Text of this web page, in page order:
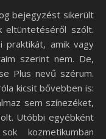
bejegyzést sikerült
eltüntetéséről szólt.
praktikát, amik vagy
szerint nem. De,
Plus nevű szérum.
kicsit bővebben is:
sem színezéket,
Utóbbi egyébként
kozmetikumban